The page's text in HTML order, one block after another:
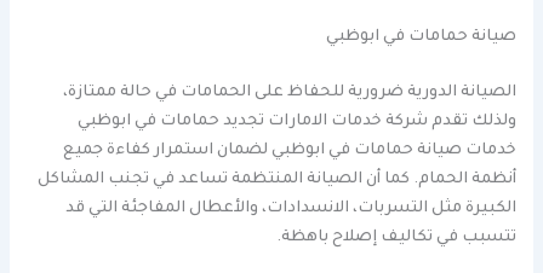
صيانة حمامات في ابوظبي
الصيانة الدورية ضرورية للحفاظ على الحمامات في حالة ممتازة،
ولذلك تقدم شركة خدمات الامارات تجديد حمامات في ابوظبي
خدمات صيانة حمامات في ابوظبي لضمان استمرار كفاءة جميع
أنظمة الحمام. كما أن الصيانة المنتظمة تساعد في تجنب المشاكل
الكبيرة مثل التسربات، الانسدادات، والأعطال المفاجئة التي قد
تتسبب في تكاليف إصلاح باهظة.